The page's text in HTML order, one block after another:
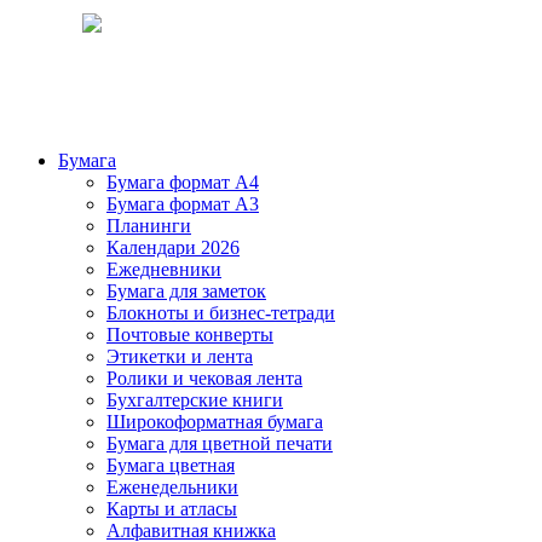
Бумага
Бумага формат А4
Бумага формат А3
Планинги
Календари 2026
Ежедневники
Бумага для заметок
Блокноты и бизнес-тетради
Почтовые конверты
Этикетки и лента
Ролики и чековая лента
Бухгалтерские книги
Широкоформатная бумага
Бумага для цветной печати
Бумага цветная
Еженедельники
Карты и атласы
Алфавитная книжка